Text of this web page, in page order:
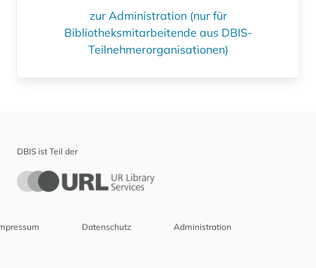
zur Administration (nur für
Bibliotheksmitarbeitende aus DBIS-
Teilnehmerorganisationen)
DBIS ist Teil der
Datenschutz Administration